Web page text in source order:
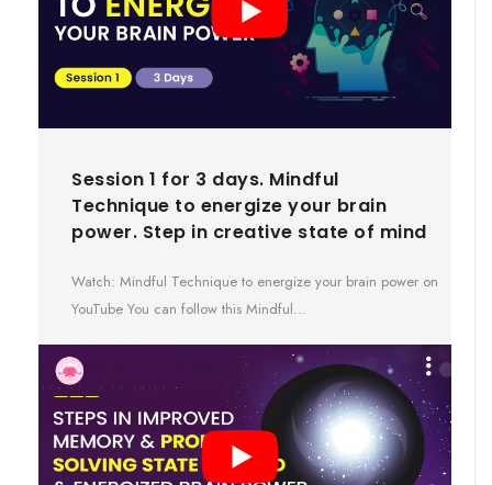
Session 1 for 3 days. Mindful
Technique to energize your brain
power. Step in creative state of mind
Watch: Mindful Technique to energize your brain power on
YouTube You can follow this Mindful…